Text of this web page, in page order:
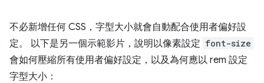
不必新增任何 CSS，字型大小就會自動配合使用者偏好設
定。 以下是另一個示範影片，說明以像素設定 font-size
會如何壓縮所有使用者偏好設定，以及為何應以 rem 設定
字型大小：